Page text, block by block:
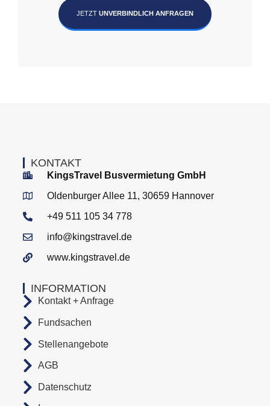
JETZT UNVERBINDLICH ANFRAGEN
INFORMATION
Kontakt + Anfrage
Fundsachen
Stellenangebote
AGB
Datenschutz
KONTAKT
KingsTravel Busvermietung GmbH
Oldenburger Allee 11, 30659 Hannover
+49 511 105 34 778
info@kingstravel.de
www.kingstravel.de